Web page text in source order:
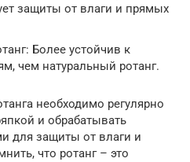
защиты от влаги и прямых
Более устойчив к
чем натуральный ротанг.
необходимо регулярно
и обрабатывать
для защиты от влаги и
что ротанг – это